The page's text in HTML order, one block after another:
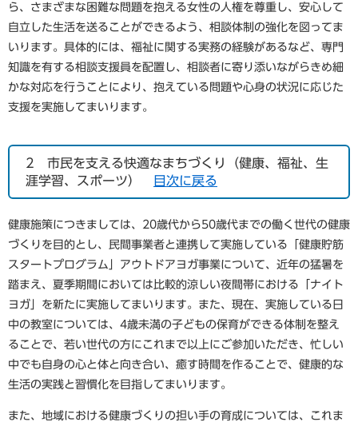
ら、さまざまな困難な問題を抱える女性の人権を尊重し、安心して
自立した生活を送ることができるよう、相談体制の強化を図ってま
いります。具体的には、福祉に関する実務の経験があるなど、専門
知識を有する相談支援員を配置し、相談者に寄り添いながらきめ細
かな対応を行うことにより、抱えている問題や心身の状況に応じた
支援を実施してまいります。
2 市民を支える快適なまちづくり（健康、福祉、生
涯学習、スポーツ）
目次に戻る
健康施策につきましては、20歳代から50歳代までの働く世代の健康
づくりを目的とし、民間事業者と連携して実施している「健康貯筋
スタートプログラム」アウトドアヨガ事業について、近年の猛暑を
踏まえ、夏季期間においては比較的涼しい夜間帯における「ナイト
ヨガ」を新たに実施してまいります。また、現在、実施している日
中の教室については、4歳未満の子どもの保育ができる体制を整え
ることで、若い世代の方にこれまで以上にご参加いただき、忙しい
中でも自身の心と体と向き合い、癒す時間を作ることで、健康的な
生活の実践と習慣化を目指してまいります。
また、地域における健康づくりの担い手の育成については、これま